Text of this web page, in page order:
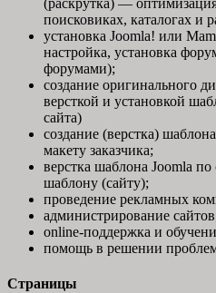
поисковиках, каталогах и
установка Joomla! или
настройка, установка
форумами);
создание оригинального
версткой и установкой
сайта)
создание (верстка)
макету заказчика;
верстка шаблона Joomla
шаблону (сайту);
проведение рекламных
администрирование
online-поддержка и
помощь в решении
Страницы